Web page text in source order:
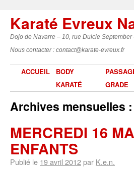
Karaté Evreux
Dojo de Navarre – 10, rue Dulcie September
Nous contacter : contact@karate-evreux.fr
ACCUEIL
BODY
KARATÉ
GRADE
Archives mensuelles :
MERCREDI 16
ENFANTS
Publié le 19 avril 2012par K.e.n.